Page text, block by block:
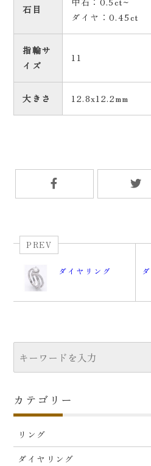
石目
ダイヤ：0.45ct
指輪サ
イズ
11
大きさ 12.8x12.2mm
PREV
ダイヤリング
カテゴリー
リング
ダイヤリング